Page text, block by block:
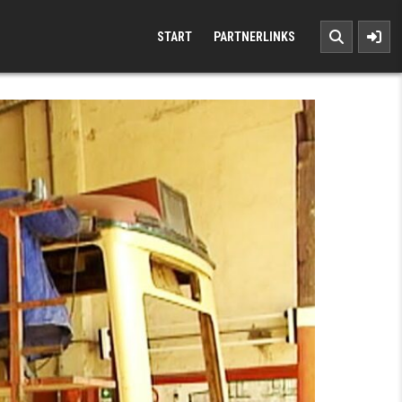
START PARTNERLINKS